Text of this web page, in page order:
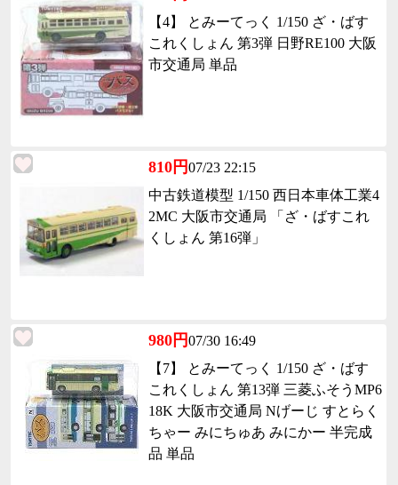
【4】 とみーてっく 1/150 ざ・ばす
これくしょん 第3弾 日野RE100 大阪
市交通局 単品
810円07/23 22:15
中古鉄道模型 1/150 西日本車体工業4
2MC 大阪市交通局 「ざ・ばすこれ
くしょん 第16弾」
980円07/30 16:49
【7】 とみーてっく 1/150 ざ・ばす
これくしょん 第13弾 三菱ふそうMP6
18K 大阪市交通局 Nげーじ すとらく
ちゃー みにちゅあ みにかー 半完成
品 単品